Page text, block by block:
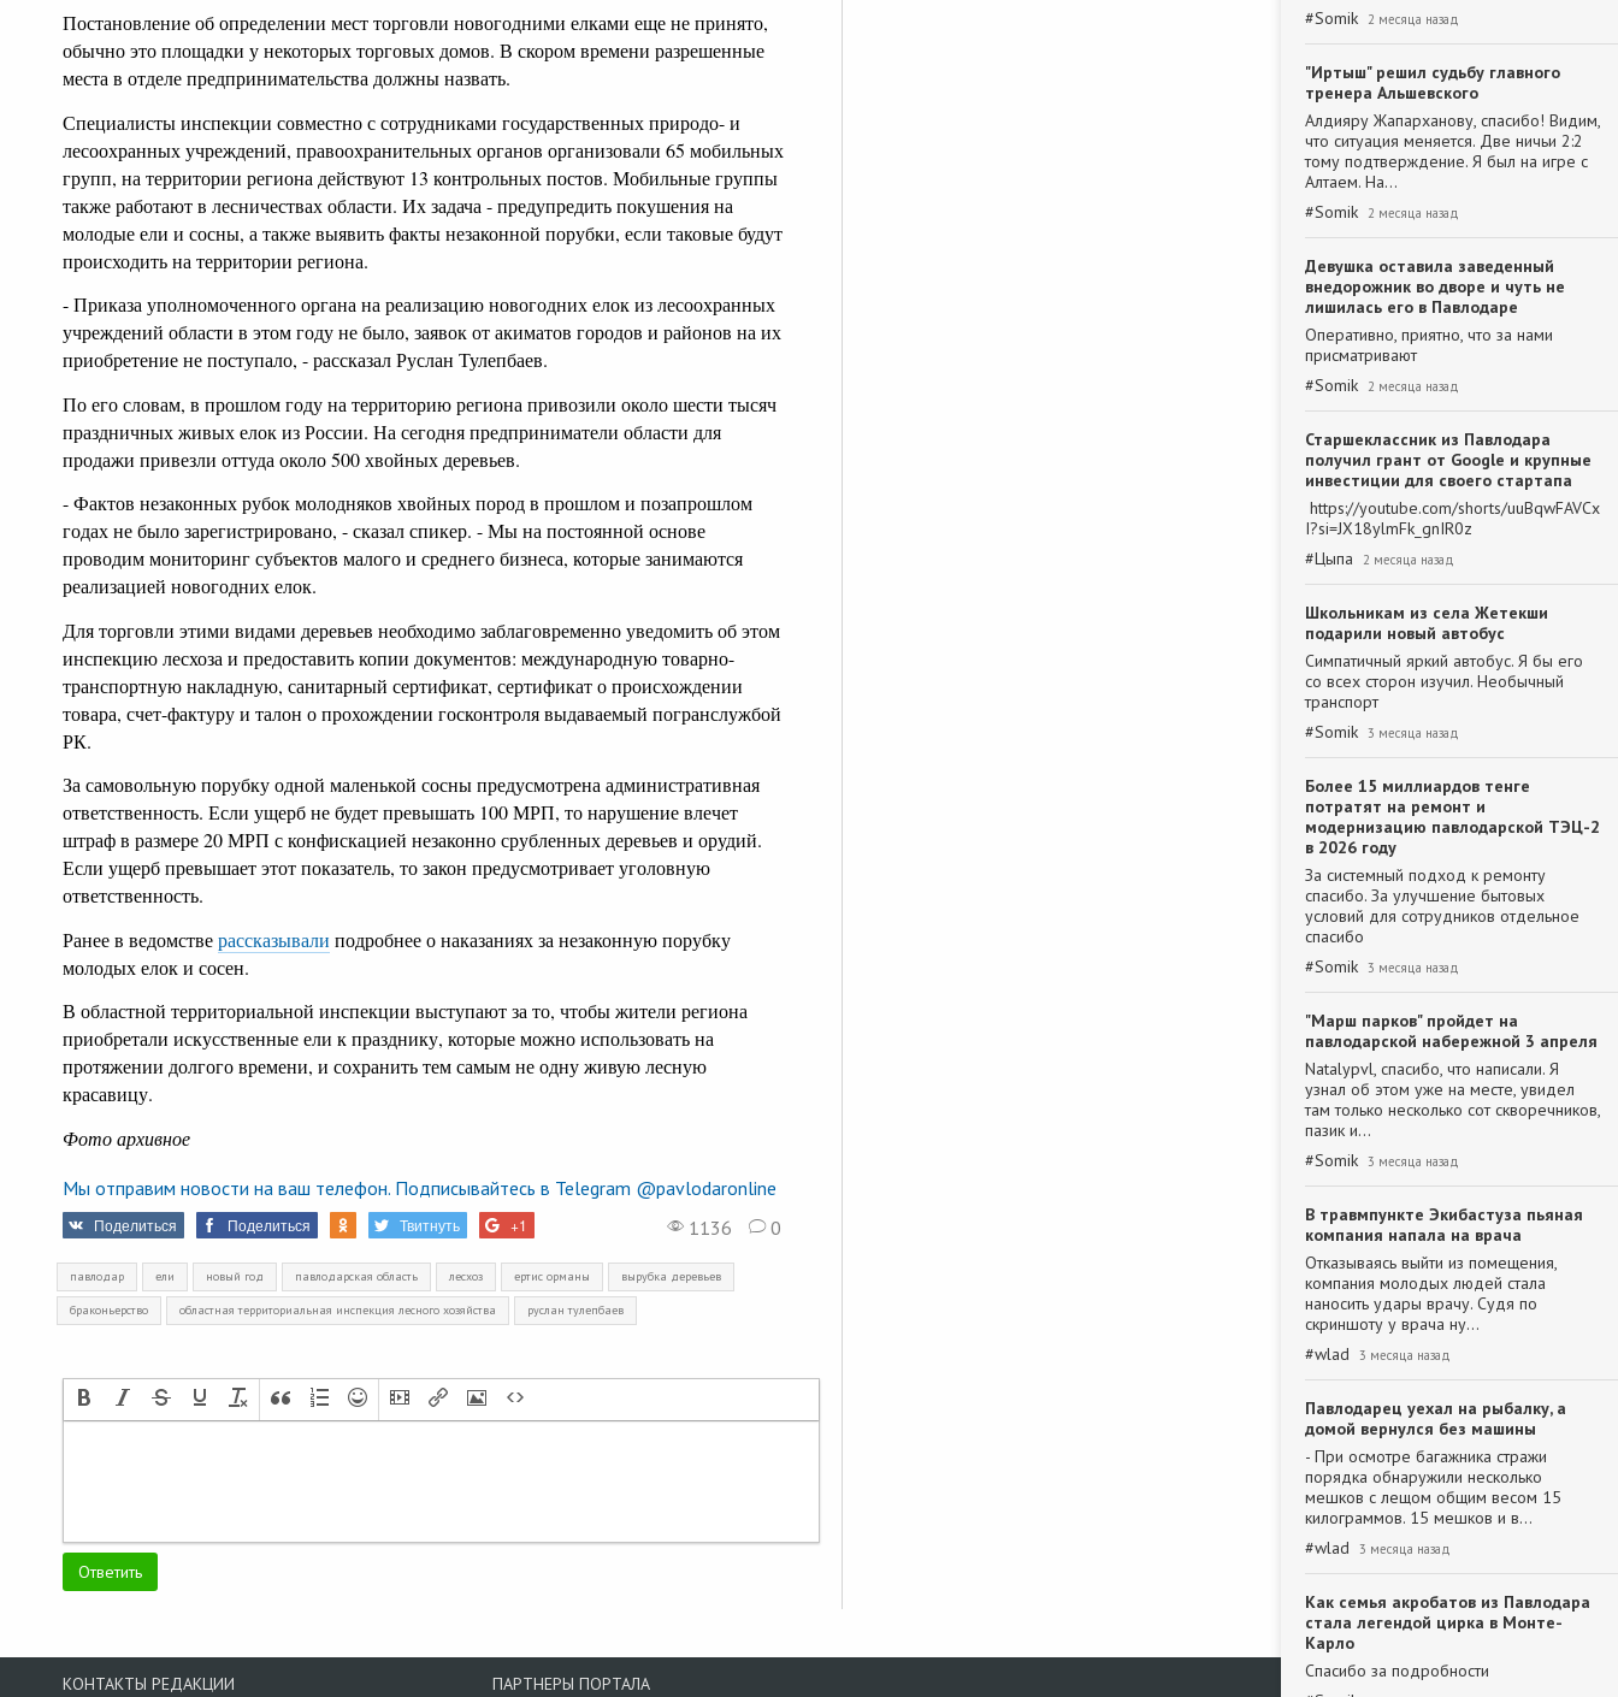
Постановление об определении мест торговли новогодними елками еще не принято,
обычно это площадки у некоторых торговых домов. В скором времени разрешенные
места в отделе предпринимательства должны назвать.
Специалисты инспекции совместно с сотрудниками государственных природо- и
лесоохранных учреждений, правоохранительных органов организовали 65 мобильных
групп, на территории региона действуют 13 контрольных постов. Мобильные группы
также работают в лесничествах области. Их задача - предупредить покушения на
молодые ели и сосны, а также выявить факты незаконной порубки, если таковые будут
происходить на территории региона.
- Приказа уполномоченного органа на реализацию новогодних елок из лесоохранных
учреждений области в этом году не было, заявок от акиматов городов и районов на их
приобретение не поступало, - рассказал Руслан Тулепбаев.
По его словам, в прошлом году на территорию региона привозили около шести тысяч
праздничных живых елок из России. На сегодня предприниматели области для
продажи привезли оттуда около 500 хвойных деревьев.
- Фактов незаконных рубок молодняков хвойных пород в прошлом и позапрошлом
годах не было зарегистрировано, - сказал спикер. - Мы на постоянной основе
проводим мониторинг субъектов малого и среднего бизнеса, которые занимаются
реализацией новогодних елок.
Для торговли этими видами деревьев необходимо заблаговременно уведомить об этом
инспекцию лесхоза и предоставить копии документов: международную товарно-
транспортную накладную, санитарный сертификат, сертификат о происхождении
товара, счет-фактуру и талон о прохождении госконтроля выдаваемый погранслужбой
РК.
За самовольную порубку одной маленькой сосны предусмотрена административная
ответственность. Если ущерб не будет превышать 100 МРП, то нарушение влечет
штраф в размере 20 МРП с конфискацией незаконно срубленных деревьев и орудий.
Если ущерб превышает этот показатель, то закон предусмотривает уголовную
ответственность.
Ранее в ведомстверассказывали подробнее о наказаниях за незаконную порубку
молодых елок и сосен.
В областной территориальной инспекции выступают за то, чтобы жители региона
приобретали искусственные ели к празднику, которые можно использовать на
протяжении долгого времени, и сохранить тем самым не одну живую лесную
красавицу.
Фото архивное
Мы отправим новости на ваш телефон. Подписывайтесь в Telegram @pavlodaronline
Поделиться Поделиться Твитнуть +1 1136 0
павлодар ели новый год павлодарская область лесхоз ертис орманы вырубка деревьев
браконьерство областная территориальная инспекция лесного хозяйства руслан тулепбаев
#Somik 2 месяца назад
"Иртыш" решил судьбу главного
тренера Альшевского
Алдияру Жапарханову, спасибо! Видим,
что ситуация меняется. Две ничьи 2:2
тому подтверждение. Я был на игре с
Алтаем. На…
#Somik 2 месяца назад
Девушка оставила заведенный
внедорожник во дворе и чуть не
лишилась его в Павлодаре
Оперативно, приятно, что за нами
присматривают
#Somik 2 месяца назад
Старшеклассник из Павлодара
получил грант от Google и крупные
инвестиции для своего стартапа
https://youtube.com/shorts/uuBqwFAVCx
I?si=JX18ylmFk_gnIR0z
#Цыпа 2 месяца назад
Школьникам из села Жетекши
подарили новый автобус
Симпатичный яркий автобус. Я бы его
со всех сторон изучил. Необычный
транспорт
#Somik 3 месяца назад
Более 15 миллиардов тенге
потратят на ремонт и
модернизацию павлодарской ТЭЦ-2
в 2026 году
За системный подход к ремонту
спасибо. За улучшение бытовых
условий для сотрудников отдельное
спасибо
#Somik 3 месяца назад
"Марш парков" пройдет на
павлодарской набережной 3 апреля
Natalypvl, спасибо, что написали. Я
узнал об этом уже на месте, увидел
там только несколько сот скворечников,
пазик и…
#Somik 3 месяца назад
В травмпункте Экибастуза пьяная
компания напала на врача
Отказываясь выйти из помещения,
компания молодых людей стала
наносить удары врачу. Судя по
скриншоту у врача ну…
#wlad 3 месяца назад
Павлодарец уехал на рыбалку, а
домой вернулся без машины
- При осмотре багажника стражи
порядка обнаружили несколько
мешков с лещом общим весом 15
килограммов. 15 мешков и в…
#wlad 3 месяца назад
Как семья акробатов из Павлодара
стала легендой цирка в Монте-
Карло
Спасибо за подробности
КОНТАКТЫ РЕДАКЦИИ ПАРТНЕРЫ ПОРТАЛА